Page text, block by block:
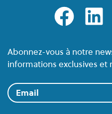
facebooklinkedin
Abonnez-vous à notre
informations exclusives et
Email